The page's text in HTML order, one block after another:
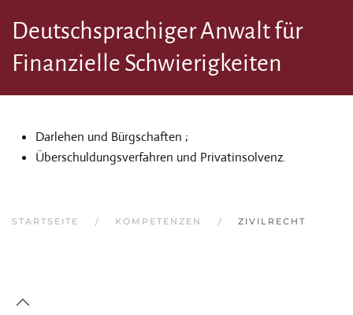
Deutschsprachiger Anwalt für
Finanzielle Schwierigkeiten
Darlehen und Bürgschaften ;
Überschuldungsverfahren und Privatinsolvenz.
STARTSEITE KOMPETENZEN ZIVILRECHT